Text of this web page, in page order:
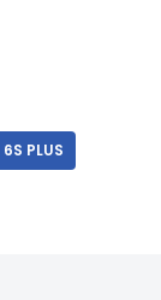
PLUS